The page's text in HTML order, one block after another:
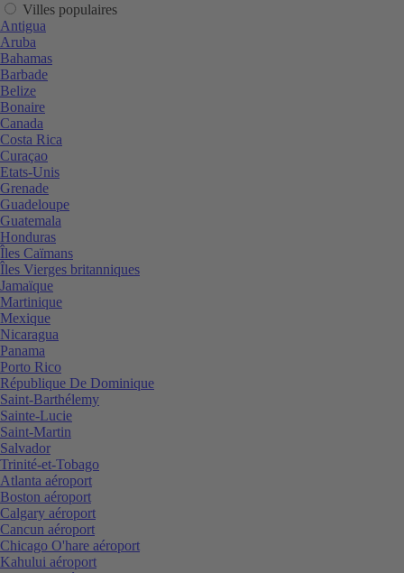
Villes populaires
Antigua
Aruba
Bahamas
Barbade
Belize
Bonaire
Canada
Costa Rica
Curaçao
Etats-Unis
Grenade
Guadeloupe
Guatemala
Honduras
Îles Caïmans
Îles Vierges britanniques
Jamaïque
Martinique
Mexique
Nicaragua
Panama
Porto Rico
République De Dominique
Saint-Barthélemy
Sainte-Lucie
Saint-Martin
Salvador
Trinité-et-Tobago
Atlanta aéroport
Boston aéroport
Calgary aéroport
Cancun aéroport
Chicago O'hare aéroport
Kahului aéroport